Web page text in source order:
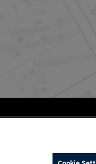
害を含みます。）
とがあります。ま